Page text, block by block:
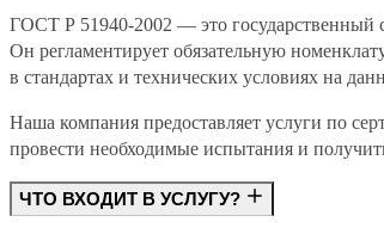
ГОСТ Р 51940-2002 — это государственный
Он регламентирует обязательную
в стандартах и технических условиях на
Наша компания предоставляет услуги по
провести необходимые испытания и
ЧТО ВХОДИТ В УСЛУГУ?